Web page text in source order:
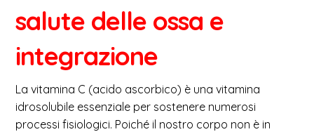
salute delle ossa e
integrazione
La vitamina C (acido ascorbico) è una vitamina
idrosolubile essenziale per sostenere numerosi
processi fisiologici. Poiché il nostro corpo non è in